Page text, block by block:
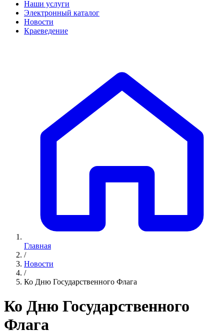
Наши услуги
Электронный каталог
Новости
Краеведение
Главная
/
Новости
/
Ко Дню Государственного Флага
Ко Дню Государственного
Флага